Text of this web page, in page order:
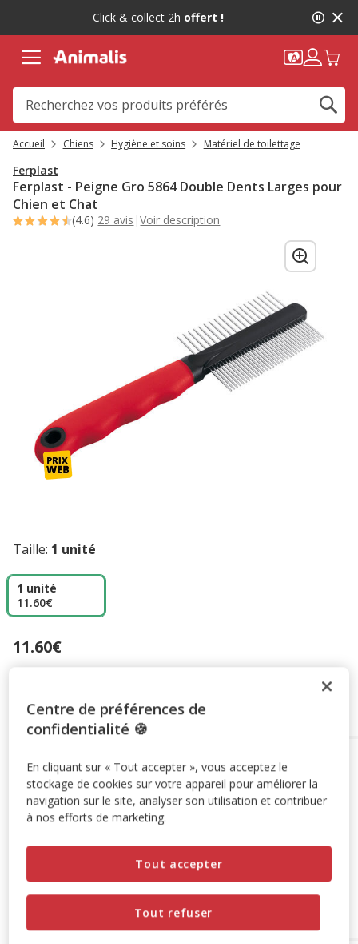
message,
Click & collect 2h offert !
Accueil Chiens Hygiène et soins Matériel de toilettage
Ferplast
Ferplast - Peigne Gro 5864 Double Dents Larges pour
Chien et Chat
(4.6) 29 avis |Voir description
Taille: 1 unité
1 unité
11.60€
Prix 11.60€
11.60€
Options de livraison Détails livraison
Retrait en magasin
Disponible
Voir la disponibilité en magasin
Livraison dans 72h offert dès 69€ d'achat
Livraison à domicile
dès 69€ d’achat
Centre de préférences de
confidentialité 🍪
En cliquant sur « Tout accepter », vous acceptez le
stockage de cookies sur votre appareil pour améliorer la
navigation sur le site, analyser son utilisation et contribuer
à nos efforts de marketing.
Tout refuser
Tout accepter